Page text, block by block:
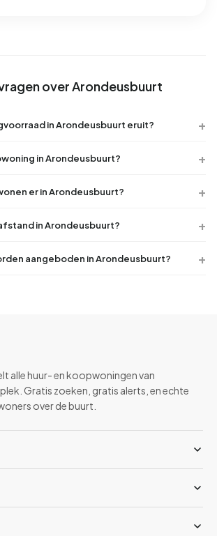
over Arondeusbuurt
in Arondeusbuurt eruit?
in Arondeusbuurt?
er in Arondeusbuurt?
in Arondeusbuurt?
aangeboden in Arondeusbuurt?
alle huur- en koopwoningen van
Gratis zoeken, gratis alerts, en echte
over de buurt.